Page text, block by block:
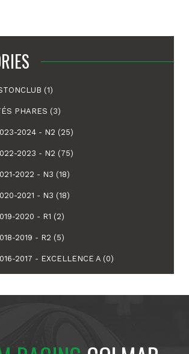
(1)
PHARES (3)
2024 - N2 (25)
2023 - N2 (75)
2022 - N3 (18)
2021 - N3 (18)
2020 - R1 (2)
2019 - R2 (5)
2017 - EXCELLENCE A (0)